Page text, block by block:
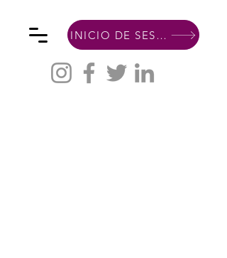
INICIO DE SESIÓN DE MIEMBRO